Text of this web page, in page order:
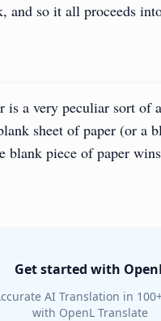
and so it all proceeds
is a very peculiar sort of
sheet of paper (or a
blank piece of paper
Get started with
AI Translation in
with OpenL Translate